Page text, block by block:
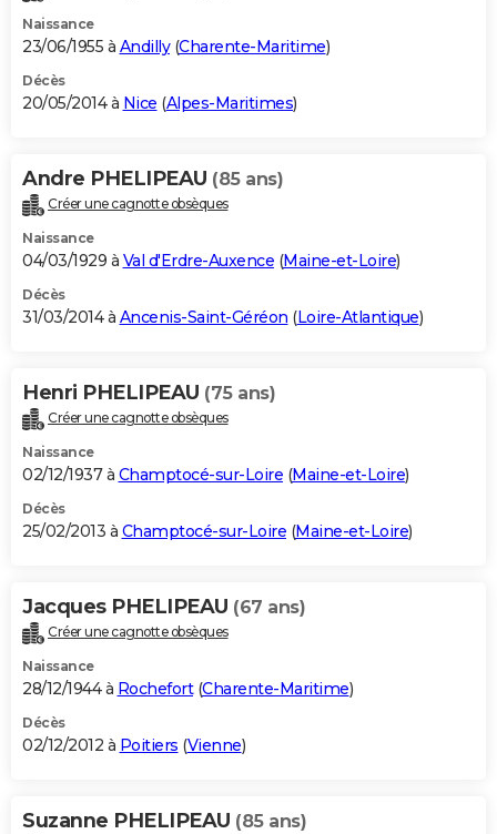
Naissance
23/06/1955 à Andilly(Charente-Maritime)
Décès
20/05/2014 à Nice (Alpes-Maritimes)
Andre PHELIPEAU (85 ans)
Créer une cagnotte obsèques
Naissance
04/03/1929 à Val d'Erdre-Auxence (Maine-et-Loire)
Décès
31/03/2014 à Ancenis-Saint-Géréon (Loire-Atlantique)
Henri PHELIPEAU (75 ans)
Créer une cagnotte obsèques
Naissance
02/12/1937 à Champtocé-sur-Loire (Maine-et-Loire)
Décès
25/02/2013 à Champtocé-sur-Loire (Maine-et-Loire)
Jacques PHELIPEAU (67 ans)
Créer une cagnotte obsèques
Naissance
28/12/1944 à Rochefort(Charente-Maritime)
Décès
02/12/2012 à Poitiers (Vienne)
Suzanne PHELIPEAU (85 ans)